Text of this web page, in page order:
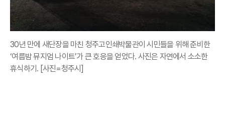
30년 만에 새단장을 마친 청주고인쇄박물관이 시민들을 위해 준비한
‘여름밤 뮤지엄 나이트’가 큰 호응을 얻었다. 사진은 자연에서 소소한
휴식하기. [사진=청주시]